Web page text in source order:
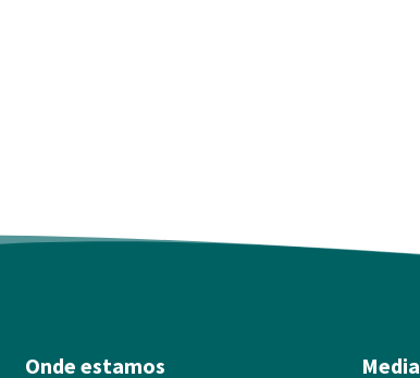
Onde estamos Media